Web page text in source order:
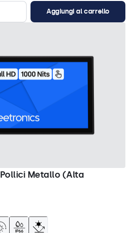
Aggiungi al carrello
Metallo (Alta